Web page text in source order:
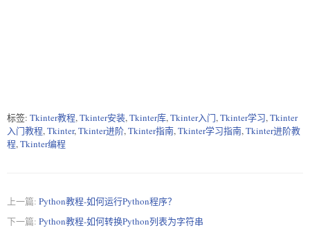
标签: Tkinter教程,Tkinter安装,Tkinter库,Tkinter入门,Tkinter学习,Tkinter
入门教程,Tkinter,Tkinter进阶,Tkinter指南,Tkinter学习指南,Tkinter进阶教
程,Tkinter编程
上一篇: Python教程-如何运行Python程序？
下一篇: Python教程-如何转换Python列表为字符串